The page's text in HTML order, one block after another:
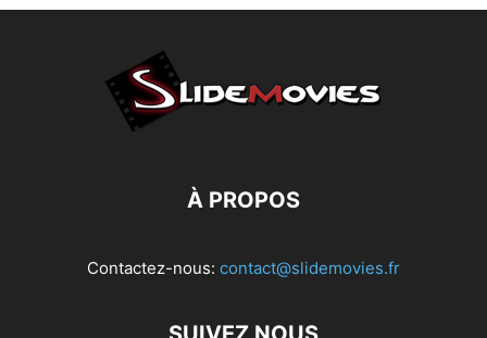
À PROPOS
Contactez-nous: contact@slidemovies.fr